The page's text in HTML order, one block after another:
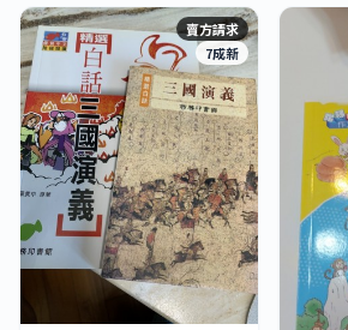
賣方請求
7成新